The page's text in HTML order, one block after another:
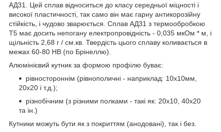
АД31. Цей сплав відноситься до класу середньої міцності і
високої пластичності, так само він має гарну антикорозійну
стійкість, і чудово зварюється. Сплав АД31 з термообробкою
Т5 має досить непогану електропровідність - 0,035 мкОм * м, і
щільність 2,68 г / см.кв. Твердість цього сплаву коливається в
межах 60-80 НВ (по Брінеллю).
Алюмінієвий кутник за формою профілю буває:
рівностороннім (рівнополичні - наприклад: 10х10мм,
20х20 і т.д.);
різнобічним (з різними полками - такі як: 20х10, 40х20
та ін.)
Кутники можуть бути як з покриттям (анодовані), так і без.